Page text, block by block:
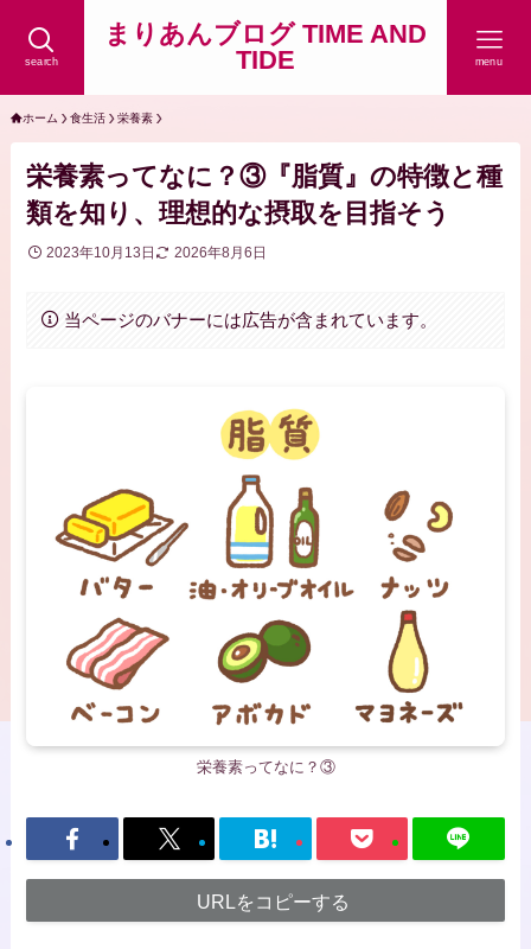
まりあんブログ TIME AND
TIDE
search menu
ホーム 食生活 栄養素
栄養素ってなに？③『脂質』の特徴と種
類を知り、理想的な摂取を目指そう
2023年10月13日 2026年8月6日
当ページのバナーには広告が含まれています。
栄養素ってなに？③
URLをコピーする